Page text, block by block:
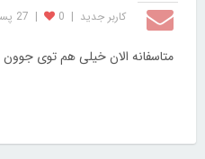
کاربر جديد |
0
| 27 پست
متاسفانه الان خیلی هم توی جوون